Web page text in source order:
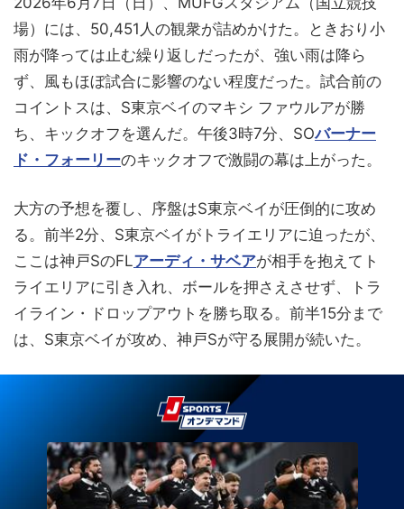
場）には、50,451人の観衆が詰めかけた。ときおり小
雨が降っては止む繰り返しだったが、強い雨は降ら
ず、風もほぼ試合に影響のない程度だった。試合前の
コイントスは、S東京ベイのマキシ ファウルアが勝
ち、キックオフを選んだ。午後3時7分、SOバーナー
ド・フォーリーのキックオフで激闘の幕は上がった。
大方の予想を覆し、序盤はS東京ベイが圧倒的に攻め
る。前半2分、S東京ベイがトライエリアに迫ったが、
ここは神戸SのFLアーディ・サベアが相手を抱えてト
ライエリアに引き入れ、ボールを押さえさせず、トラ
イライン・ドロップアウトを勝ち取る。前半15分まで
は、S東京ベイが攻め、神戸Sが守る展開が続いた。